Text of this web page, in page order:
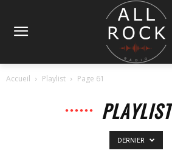
Accueil Playlist Page 61
PLAYLIST
DERNIER